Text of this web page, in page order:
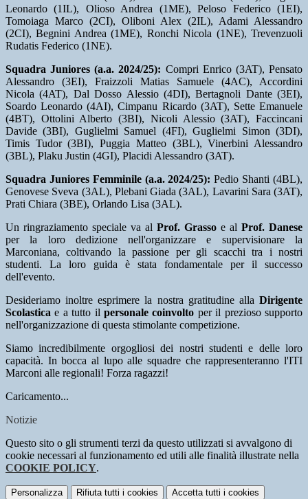
Leonardo (1IL), Olioso Andrea (1ME), Peloso Federico (1EI),
Tomoiaga Marco (2CI), Oliboni Alex (2IL), Adami Alessandro
(2CI), Begnini Andrea (1ME), Ronchi Nicola (1NE), Trevenzuoli
Rudatis Federico (1NE).
Squadra Juniores (a.a. 2024/25): Compri Enrico (3AT), Pensato
Alessandro (3EI), Fraizzoli Matias Samuele (4AC), Accordini
Nicola (4AT), Dal Dosso Alessio (4DI), Bertagnoli Dante (3EI),
Soardo Leonardo (4AI), Cimpanu Ricardo (3AT), Sette Emanuele
(4BT), Ottolini Alberto (3BI), Nicoli Alessio (3AT), Faccincani
Davide (3BI), Guglielmi Samuel (4FI), Guglielmi Simon (3DI),
Timis Tudor (3BI), Puggia Matteo (3BL), Vinerbini Alessandro
(3BL), Plaku Justin (4GI), Placidi Alessandro (3AT).
Squadra Juniores Femminile (a.a. 2024/25): Pedio Shanti (4BL),
Genovese Sveva (3AL), Plebani Giada (3AL), Lavarini Sara (3AT),
Prati Chiara (3BE), Orlando Lisa (3AL).
Un ringraziamento speciale va al Prof. Grasso e al Prof. Danese
per la loro dedizione nell'organizzare e supervisionare la
Marconiana, coltivando la passione per gli scacchi tra i nostri
studenti. La loro guida è stata fondamentale per il successo
dell'evento.
Desideriamo inoltre esprimere la nostra gratitudine alla Dirigente
Scolastica e a tutto il personale coinvolto per il prezioso supporto
nell'organizzazione di questa stimolante competizione.
Siamo incredibilmente orgogliosi dei nostri studenti e delle loro
capacità. In bocca al lupo alle squadre che rappresenteranno l'ITI
Marconi alle regionali! Forza ragazzi!
Caricamento...
Notizie
Questo sito o gli strumenti terzi da questo utilizzati si avvalgono di
cookie necessari al funzionamento ed utili alle finalità illustrate nella
COOKIE POLICY.
Personalizza Rifiuta tutti i cookies Accetta tutti i cookies